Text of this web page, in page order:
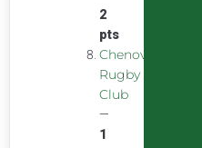
2
pts
Chenove
Rugby
Club
—
1